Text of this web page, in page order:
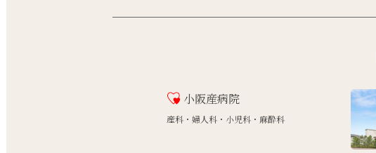
小阪産病院
産科・婦人科・小児科・麻酔科